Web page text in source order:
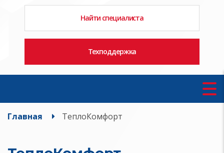
Найти специалиста
Техподдержка
Главная ТеплоКомфорт